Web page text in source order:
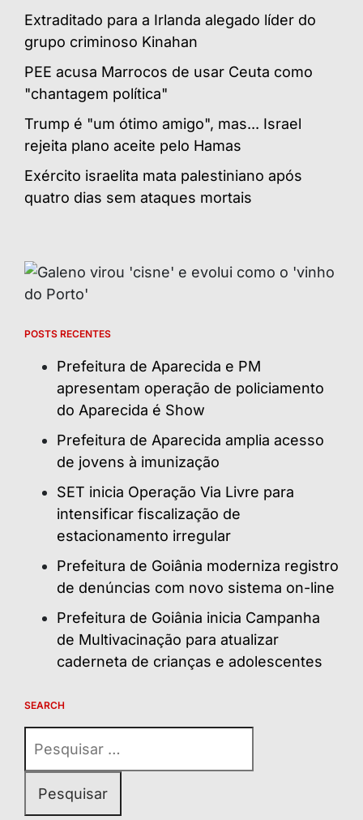
Extraditado para a Irlanda alegado líder do
grupo criminoso Kinahan
PEE acusa Marrocos de usar Ceuta como
"chantagem política"
Trump é "um ótimo amigo", mas... Israel
rejeita plano aceite pelo Hamas
Exército israelita mata palestiniano após
quatro dias sem ataques mortais
POSTS RECENTES
Prefeitura de Aparecida e PM
apresentam operação de policiamento
do Aparecida é Show
Prefeitura de Aparecida amplia acesso
de jovens à imunização
SET inicia Operação Via Livre para
intensificar fiscalização de
estacionamento irregular
Prefeitura de Goiânia moderniza registro
de denúncias com novo sistema on-line
Prefeitura de Goiânia inicia Campanha
de Multivacinação para atualizar
caderneta de crianças e adolescentes
SEARCH
por: